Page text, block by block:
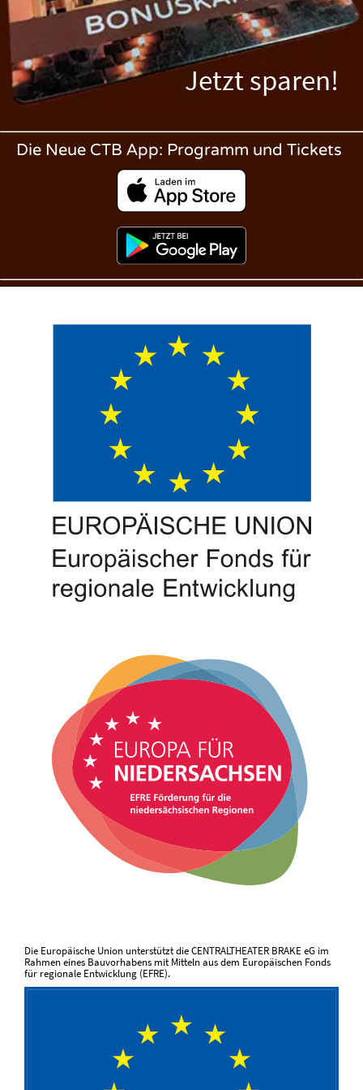
Jetzt sparen!
Die Neue CTB App: Programm und Tickets
Die Europäische Union unterstützt die CENTRALTHEATER BRAKE eG im
Rahmen eines Bauvorhabens mit Mitteln aus dem Europäischen Fonds
für regionale Entwicklung (EFRE).